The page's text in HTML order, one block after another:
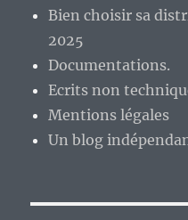
Bien choisir sa
2025
Documentations.
Ecrits non
Mentions légales
Un blog